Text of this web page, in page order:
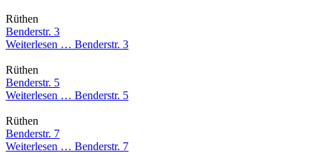
Rüthen
Benderstr. 3
Weiterlesen … Benderstr. 3
Rüthen
Benderstr. 5
Weiterlesen … Benderstr. 5
Rüthen
Benderstr. 7
Weiterlesen … Benderstr. 7